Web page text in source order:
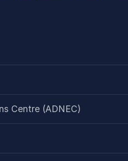
Centre (ADNEC)